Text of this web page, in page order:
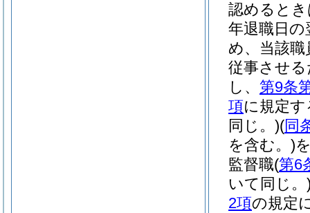
認めると
年退職日
め、当該
従事させ
し、 第9条
項に規定
同じ。)(同
を含む。)
監督職(第6
いて同じ。
2項の規定